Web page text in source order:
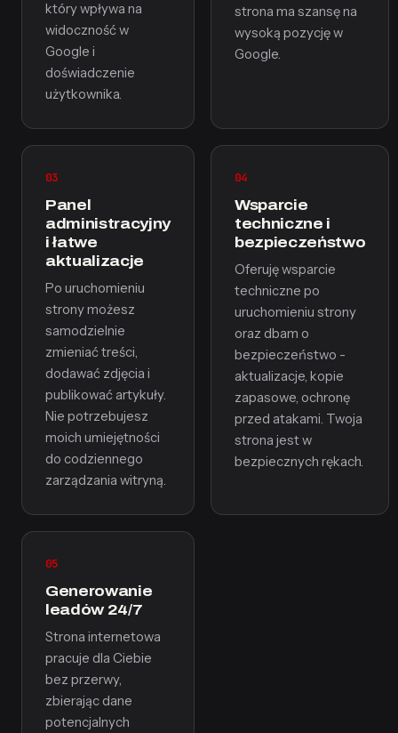
który wpływa na
widoczność w
Google i
doświadczenie
użytkownika.
strona ma szansę na
wysoką pozycję w
Google.
03
Panel
administracyjny
i łatwe
aktualizacje
Po uruchomieniu
strony możesz
samodzielnie
zmieniać treści,
dodawać zdjęcia i
publikować artykuły.
Nie potrzebujesz
moich umiejętności
do codziennego
zarządzania witryną.
04
Wsparcie
techniczne i
bezpieczeństwo
Oferuję wsparcie
techniczne po
uruchomieniu strony
oraz dbam o
bezpieczeństwo -
aktualizacje, kopie
zapasowe, ochronę
przed atakami. Twoja
strona jest w
bezpiecznych rękach.
05
Generowanie
leadów 24/7
Strona internetowa
pracuje dla Ciebie
bez przerwy,
zbierając dane
potencjalnych